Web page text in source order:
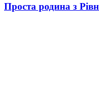
Проста родина з